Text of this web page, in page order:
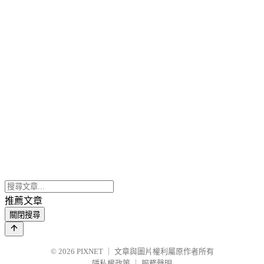
推薦文章
關閉搜尋
© 2026 PIXNET
文章與圖片權利屬原作者所有